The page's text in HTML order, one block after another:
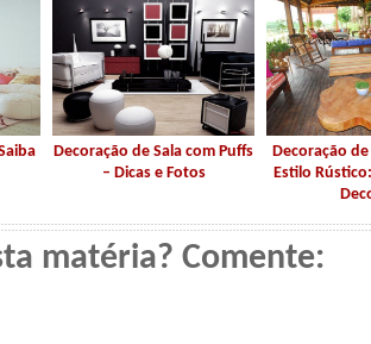
Decoração de Sala com Puffs
– Dicas e Fotos
Decoração
Estilo
matéria? Comente: